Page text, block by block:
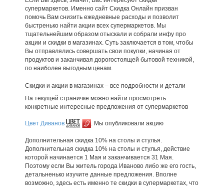
супермаркетов. Именно сайт Скидка Онлайн призван
помочь Вам снизить ежедневные расходы и позволит
быстренько найти акции всех супермаркетов. Мы
тщательнейшим образом отыскали и собрали инфу про
акции и скидки в магазинах. Суть заключается в том, чтобы
Вы отправлялись совершать свои покупки, начиная от
продуктов и заканчивая дорогостоящей бытовой техникой,
по наиболее выгодным ценам.
Скидки и акции в магазинах – все подробности и детали
На текущей страничке можно найти просмотреть
конкретные интересные предложения от супермаркетов
Цвет Диванов . Мы опубликовали акцию
Дополнительная скидка 10% на столы и стулья.
Дополнительная скидка 10% на столы и стулья, действие
которой начинается 1 Мая и заканчивается 31 Мая.
Поэтому если Вы житель города Иваново либо же его гость,
детальненько изучите данные предложения. Вполне
возможно, здесь есть именно те скидки в супермаркетах, что